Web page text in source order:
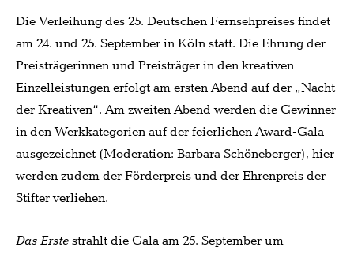
Die Verleihung des 25. Deutschen Fernsehpreises findet
am 24. und 25. September in Köln statt. Die Ehrung der
Preisträgerinnen und Preisträger in den kreativen
Einzelleistungen erfolgt am ersten Abend auf der „Nacht
der Kreativen“. Am zweiten Abend werden die Gewinner
in den Werkkategorien auf der feierlichen Award-Gala
ausgezeichnet (Moderation: Barbara Schöneberger), hier
werden zudem der Förderpreis und der Ehrenpreis der
Stifter verliehen.
Das Erstestrahlt die Gala am 25. September um